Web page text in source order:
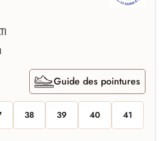
Guide des pointures
38 39 40 41